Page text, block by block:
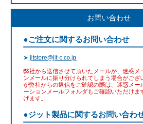
お問い合わせ
●ご注文に関するお問い合わせ
➤jitstore@jit-c.co.jp
弊社から送信させて頂いたメールが、迷惑メ
ンメールに振り分けられてしまう場合がござ
が弊社からの返信をご確認の際は、迷惑メー
ーションメールフォルダもご確認いただけま
げます。
●ジット製品に関するお問い合わ